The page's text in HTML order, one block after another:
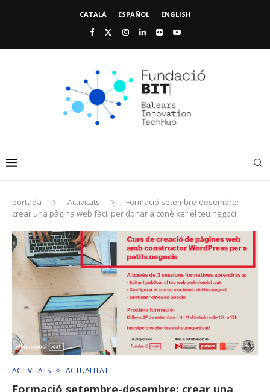
CATALÀ ESPAÑOL ENGLISH
portada Activitats
Formació setembre-desembre:
crear una pàgina web fàcil per donar a conèixer el teu negoci
ACTIVITATS ACTUALITAT
Formació setembre-desembre: crear una